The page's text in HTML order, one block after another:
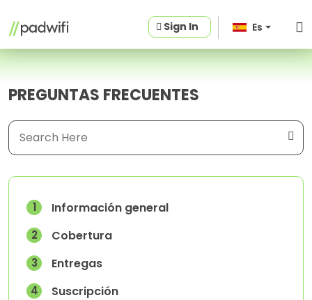
Sign In Es
PREGUNTAS FRECUENTES
1 Información general
2 Cobertura
3 Entregas
4 Suscripción